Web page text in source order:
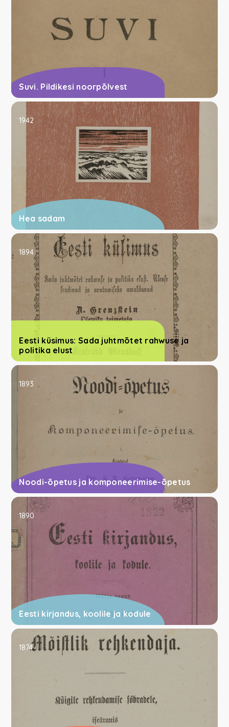
Suvi. Pildikesi noorpõlvest
Hea sadam
1942
Eesti küsimus: Sada juhtmõtet rahwuse ja
politika elust
1894
Noodi-õpetus ja komponeerimise-õpetus
1893
Eesti kirjandus, koolile ja kodule
1890
1874